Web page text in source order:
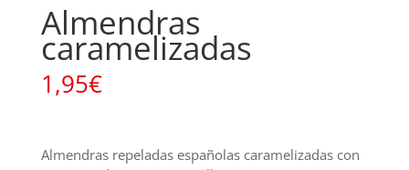
Almendras
caramelizadas
1,95€
Almendras repeladas españolas caramelizadas con